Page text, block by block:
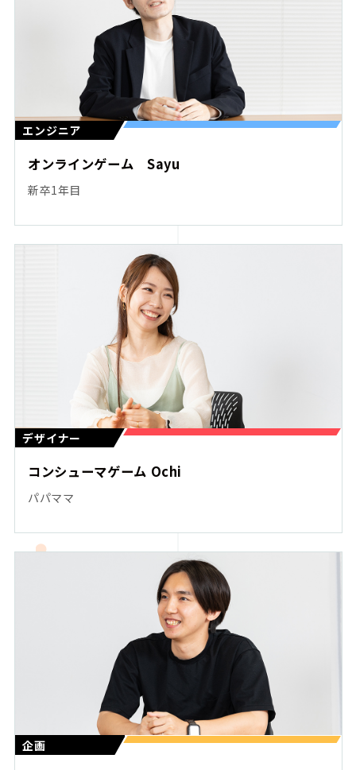
エンジニア
オンラインゲーム Sayu
新卒1年目
デザイナー
コンシューマゲーム Ochi
パパママ
企画